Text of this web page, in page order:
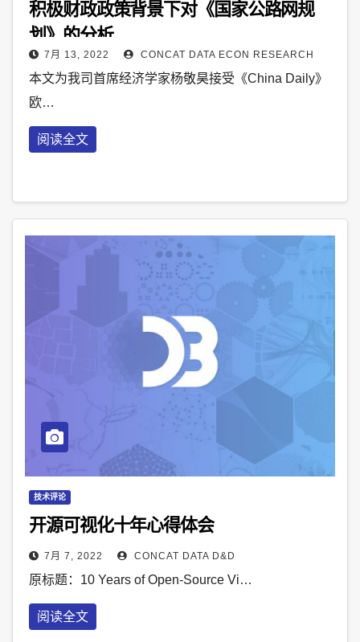
积极财政政策背景下对《国家公路网规
划》的分析
7月 13, 2022 CONCAT DATA ECON RESEARCH
本文为我司首席经济学家杨敬昊接受《China Daily》
欧…
阅读全文
技术评论
开源可视化十年心得体会
7月 7, 2022 CONCAT DATA D&D
原标题：10 Years of Open-Source Vi…
阅读全文